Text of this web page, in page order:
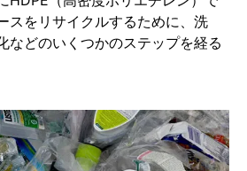
スをリサイクルするために、洗
などのいくつかのステップを経る